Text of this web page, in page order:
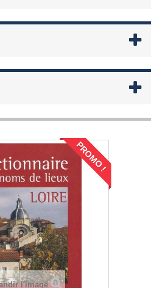
PROMO !
l'image